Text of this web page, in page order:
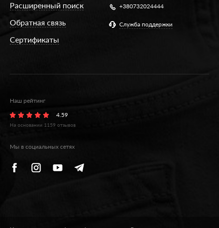
Расширенный поиск
Обратная связь
Сертификаты
+380732024444
Служба поддержки
Наш рейтинг
4.59
На основании 1159 отзывов
Мы в социальных сетях